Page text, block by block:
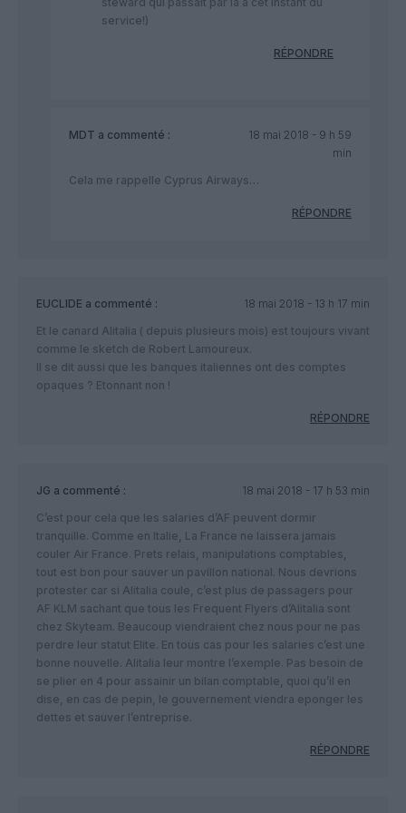
service!)
RÉPONDRE
MDT a commenté :
18 mai 2018 - 9 h 59
min
Cela me rappelle Cyprus Airways…
RÉPONDRE
EUCLIDE a commenté :
18 mai 2018 - 13 h 17 min
Et le canard Alitalia ( depuis plusieurs mois) est toujours vivant
comme le sketch de Robert Lamoureux.
Il se dit aussi que les banques italiennes ont des comptes
opaques ? Etonnant non !
RÉPONDRE
JG a commenté :
18 mai 2018 - 17 h 53 min
C’est pour cela que les salaries d’AF peuvent dormir
tranquille. Comme en Italie, La France ne laissera jamais
couler Air France. Prets relais, manipulations comptables,
tout est bon pour sauver un pavillon national. Nous devrions
protester car si Alitalia coule, c’est plus de passagers pour
AF KLM sachant que tous les Frequent Flyers d’Alitalia sont
chez Skyteam. Beaucoup viendraient chez nous pour ne pas
perdre leur statut Elite. En tous cas pour les salaries c’est une
bonne nouvelle. Alitalia leur montre l’exemple. Pas besoin de
se plier en 4 pour assainir un bilan comptable, quoi qu’il en
dise, en cas de pepin, le gouvernement viendra eponger les
dettes et sauver l’entreprise.
RÉPONDRE